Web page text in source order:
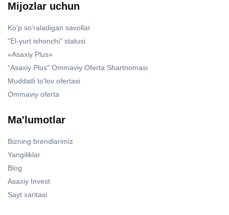
Mijozlar uchun
Ko'p so'raladigan savollar
"El-yurt ishonchi" statusi
«Asaxiy Plus»
"Asaxiy Plus" Ommaviy Oferta Shartnomasi
Muddatli to'lov ofertasi
Ommaviy oferta
Ma'lumotlar
Bizning brendlarimiz
Yangiliklar
Blog
Asaxiy Invest
Sayt xaritasi